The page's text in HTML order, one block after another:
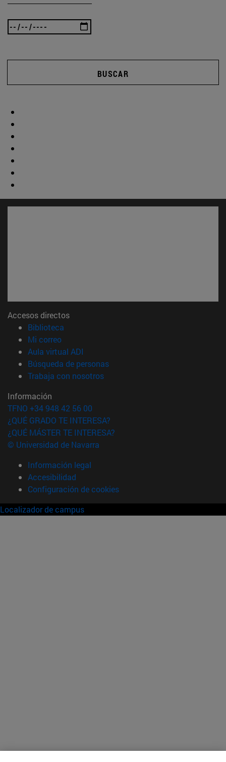
BUSCAR
Accesos directos
Biblioteca
Mi correo(abre en nueva ventana)
Aula virtual ADI
Búsqueda de personas(abre en nueva ventana)
Trabaja con nosotros(abre en nueva ventana)
Información
TFNO +34 948 42 56 00
¿QUÉ GRADO TE INTERESA?
¿QUÉ MÁSTER TE INTERESA?
© Universidad de Navarra
Información legal
Accesibilidad
Configuración de cookies
Localizador de campus